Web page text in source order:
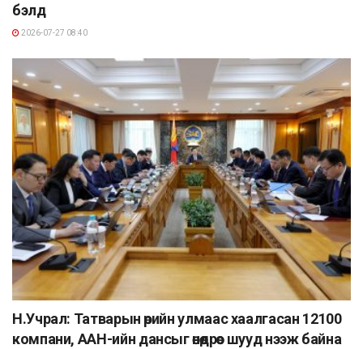
бэлд
2026-07-27 08:40
Н.Учрал: Татварын өрийн улмаас хаалгасан 12100
компани, ААН-ийн дансыг өнөөдрөөс шууд нээж байна